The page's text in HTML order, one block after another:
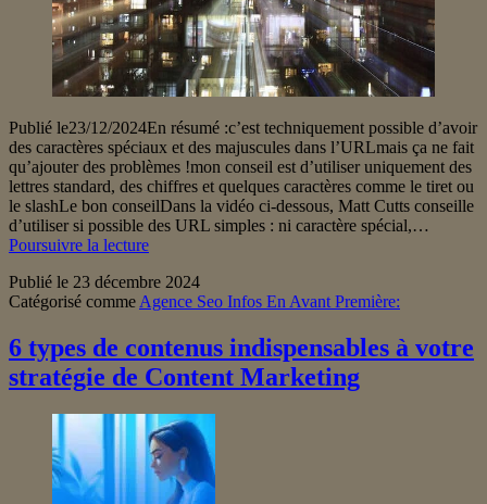
Publié le23/12/2024En résumé :c’est techniquement possible d’avoir
des caractères spéciaux et des majuscules dans l’URLmais ça ne fait
qu’ajouter des problèmes !mon conseil est d’utiliser uniquement des
lettres standard, des chiffres et quelques caractères comme le tiret ou
le slashLe bon conseilDans la vidéo ci-dessous, Matt Cutts conseille
d’utiliser si possible des URL simples : ni caractère spécial,…
Poursuivre la lectureImpact
des
caractères
et
majuscules
dans
Publié le 23 décembre 2024
Catégorisé commeAgence Seo Infos En Avant Première:
6 types de contenus indispensables à votre
stratégie de Content Marketing